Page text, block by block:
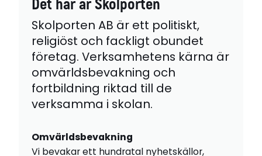
Det här är Skolporten
Skolporten AB är ett politiskt,
religiöst och fackligt obundet
företag. Verksamhetens kärna är
omvärldsbevakning och
fortbildning riktad till de
verksamma i skolan.
Omvärldsbevakning
Vi bevakar ett hundratal nyhetskällor,